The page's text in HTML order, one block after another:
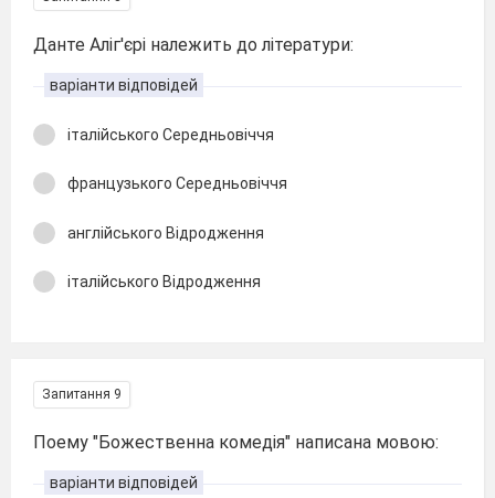
Данте Аліг'єрі належить до літератури:
варіанти відповідей
італійського Середньовіччя
французького Середньовіччя
англійського Відродження
італійського Відродження
Запитання 9
Поему "Божественна комедія" написана мовою:
варіанти відповідей